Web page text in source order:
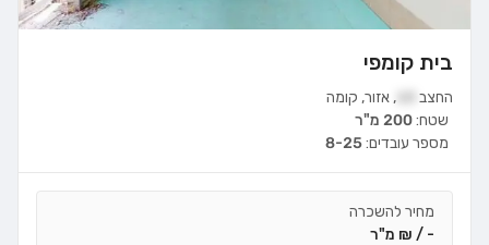
בית קומפי
החצב , אזור, קומה
שטח:200 מ"ר
מספר עובדים:8-25
מחיר להשכרה
- / ₪ מ"ר